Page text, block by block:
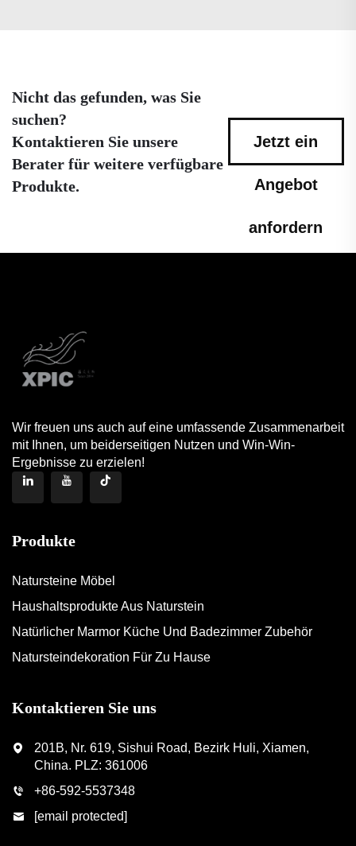
Nicht das gefunden, was Sie
suchen?
Kontaktieren Sie unsere
Berater für weitere verfügbare
Produkte.
Jetzt ein
Angebot
anfordern
Wir freuen uns auch auf eine umfassende Zusammenarbeit
mit Ihnen, um beiderseitigen Nutzen und Win-Win-
Ergebnisse zu erzielen!
Produkte
Natursteine Möbel
Haushaltsprodukte Aus Naturstein
Natürlicher Marmor Küche Und Badezimmer Zubehör
Natursteindekoration Für Zu Hause
Kontaktieren Sie uns
201B, Nr. 619, Sishui Road, Bezirk Huli, Xiamen,
China. PLZ: 361006
+86-592-5537348
[email protected]